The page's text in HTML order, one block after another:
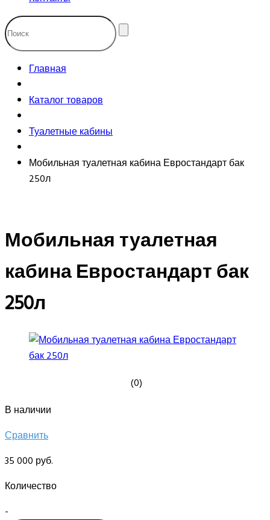
Главная
Каталог товаров
Туалетные кабины
Мобильная туалетная кабина Евростандарт бак
250л
Мобильная туалетная
кабина Евростандарт бак
250л
(0)
В наличии
Сравнить
35 000 руб.
Количество
-